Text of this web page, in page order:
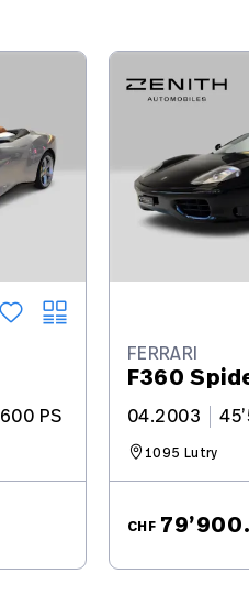
600 PS
FERRARI
F360
04.2003
1095 Lutry
CHF